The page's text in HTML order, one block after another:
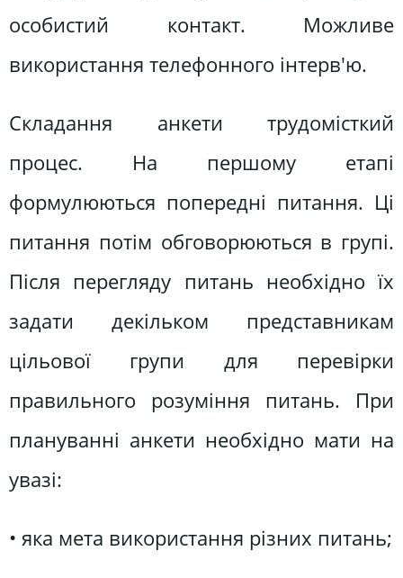
особистий контакт. Можливе
використання телефонного інтерв'ю.
Складання анкети трудомісткий
процес. На першому етапі
формулюються попередні питання. Ці
питання потім обговорюються в групі.
Після перегляду питань необхідно їх
задати декільком представникам
цільової групи для перевірки
правильного розуміння питань. При
плануванні анкети необхідно мати на
увазі:
• яка мета використання різних питань;